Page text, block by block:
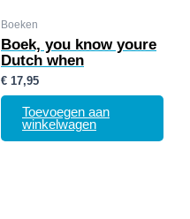
Boeken
Boek, you know youre
Dutch when
€ 17,95
Toevoegen aan
winkelwagen